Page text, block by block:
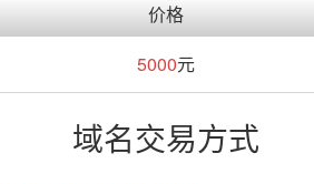
价格
5000元
域名交易方式